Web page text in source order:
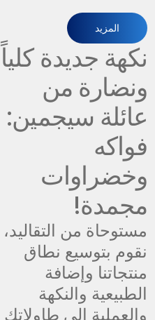
المزيد
نكهة جديدة كلياً
ونضارة من
عائلة سيجمين:
فواكه
وخضراوات
مجمدة!
مستوحاة من التقاليد،
نقوم بتوسيع نطاق
منتجاتنا وإضافة
الطبيعية والنكهة
والعملية إلى طاولاتك